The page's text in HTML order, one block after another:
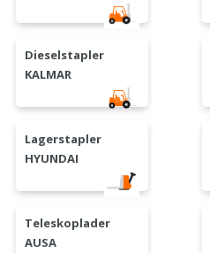
Dieselstapler
KALMAR
Lagerstapler
HYUNDAI
Teleskoplader
AUSA